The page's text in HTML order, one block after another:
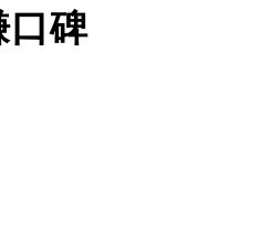
口碑